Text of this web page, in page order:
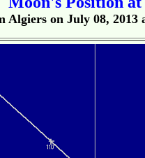
Algiers on July 08,